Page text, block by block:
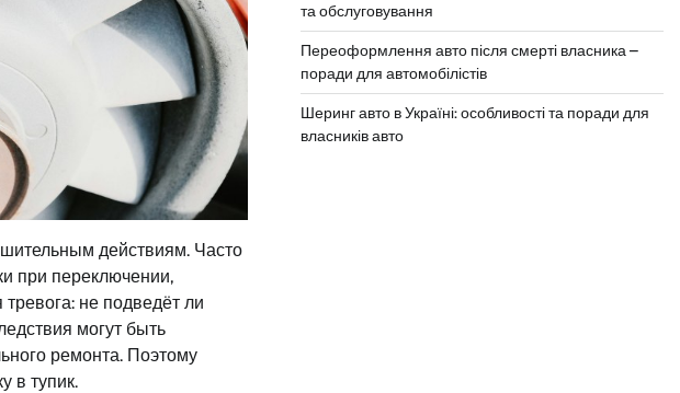
действиям. Часто
при переключении,
не подведёт ли
могут быть
ремонта. Поэтому
в тупик.
та обслуговування
Переоформлення авто після смерті власника –
поради для автомобілістів
Шеринг авто в Україні: особливості та поради для
власників авто